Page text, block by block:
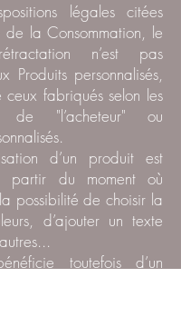
légales citées
la Consommation, le
n’est pas
Produits personnalisés,
ceux fabriqués selon les
de "l’acheteur" ou
d’un produit est
partir du moment où
possibilité de choisir la
d’ajouter un texte
toutefois d’un